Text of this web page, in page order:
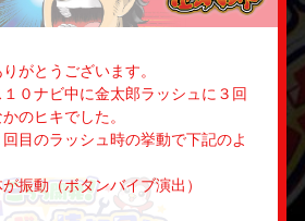
がとうございます。
０ナビ中に金太郎ラッシュに３回
のヒキでした。
目のラッシュ時の挙動で下記のよ
振動（ボタンバイブ演出）